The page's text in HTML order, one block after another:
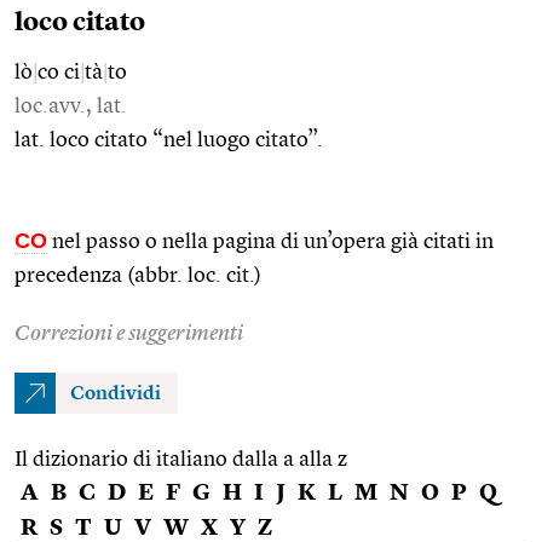
loco citato
lò co ci tà to
loc.avv., lat.
lat. loco citato “nel luogo citato”.
CO nel passo o nella pagina di un’opera già citati in
precedenza (abbr. loc. cit.)
Correzioni e suggerimenti
Condividi
Il dizionario di italiano dalla a alla z
A B C D E F G H I J K L M N O P Q
R S T U V W X Y Z